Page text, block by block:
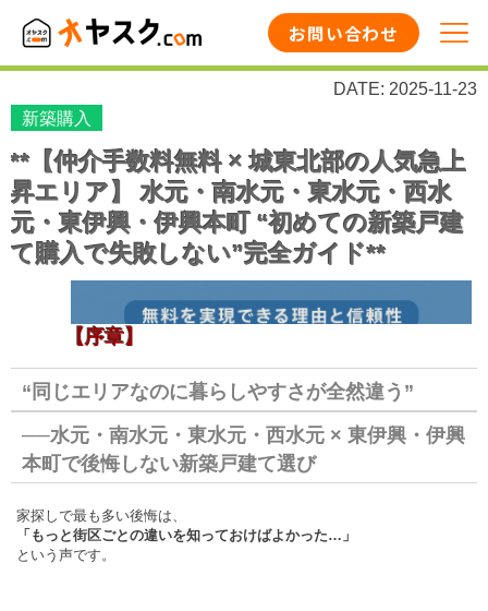
お問い合わせ
DATE: 2025-11-23
新築購入
**【仲介手数料無料 × 城東北部の人気急上
昇エリア】 水元・南水元・東水元・西水
元・東伊興・伊興本町 “初めての新築戸建
て購入で失敗しない”完全ガイド**
【序章】
“同じエリアなのに暮らしやすさが全然違う”
──水元・南水元・東水元・西水元 × 東伊興・伊興
本町で後悔しない新築戸建て選び
家探しで最も多い後悔は、
「もっと街区ごとの違いを知っておけばよかった…」
という声です。